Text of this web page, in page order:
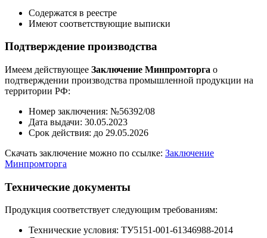
Содержатся в реестре
Имеют соответствующие выписки
Подтверждение производства
Имеем действующее Заключение Минпромторга о
подтверждении производства промышленной продукции на
территории РФ:
Номер заключения: №56392/08
Дата выдачи: 30.05.2023
Срок действия: до 29.05.2026
Скачать заключение можно по ссылке: Заключение
Минпромторга
Технические документы
Продукция соответствует следующим требованиям:
Технические условия: ТУ5151-001-61346988-2014